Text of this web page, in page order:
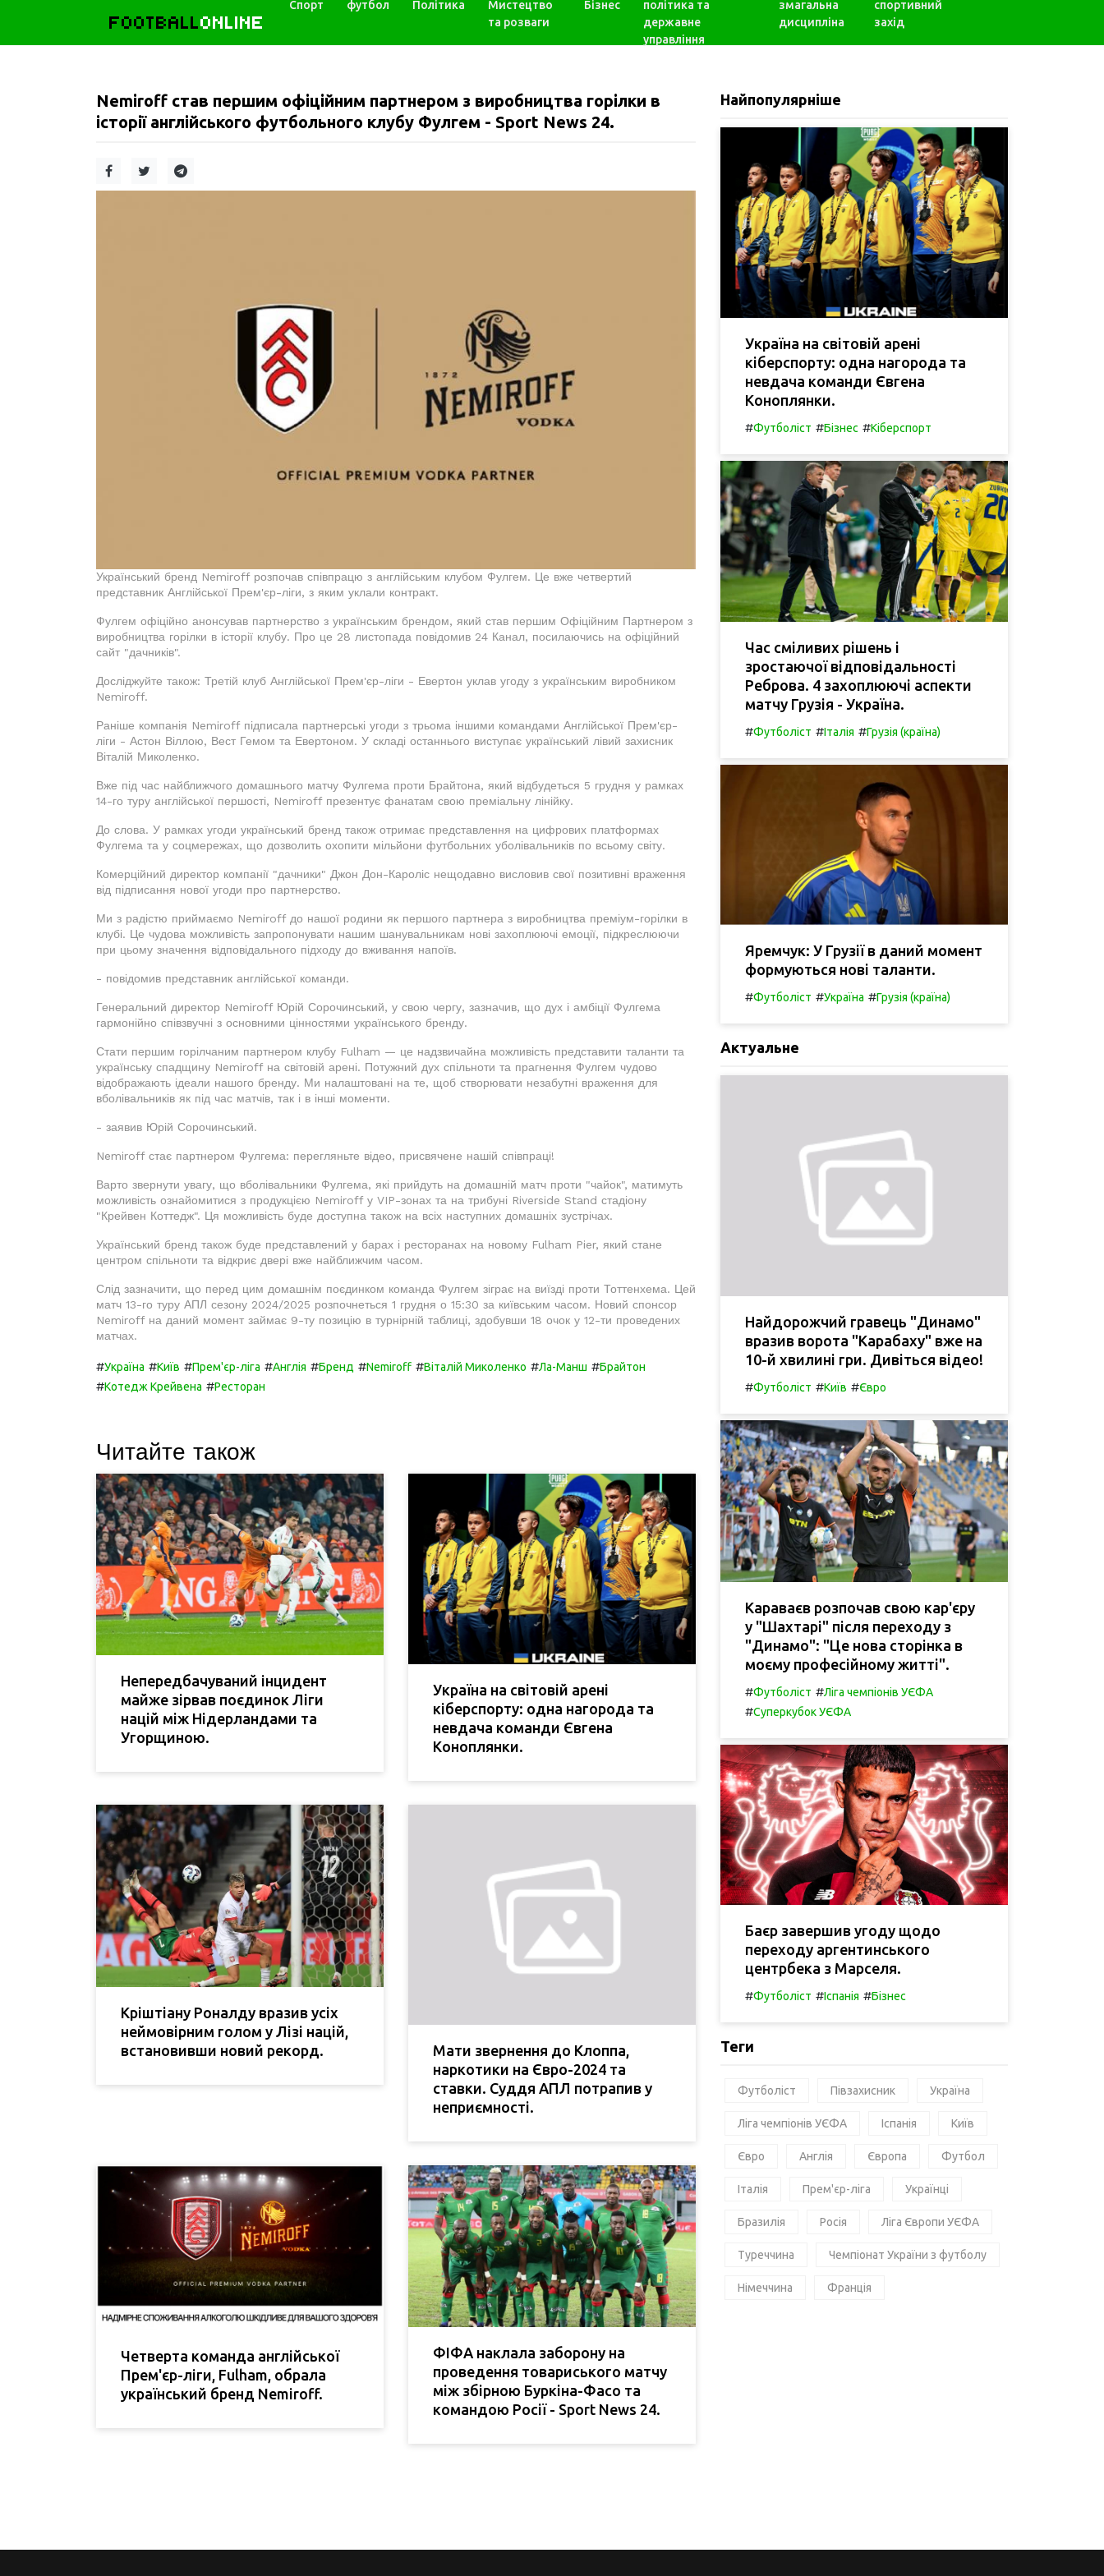
FOOTBALLONLINE
Спорт футбол Політика
Мистецтво
та розваги
Бізнес
політика та
державне
управління
змагальна
дисципліна
спортивний
захід
Nemiroff став першим офіційним партнером з виробництва горілки в
історії англійського футбольного клубу Фулгем - Sport News 24.
Український бренд Nemiroff розпочав співпрацю з англійським клубом Фулгем. Це вже четвертий
представник Англійської Прем'єр-ліги, з яким уклали контракт.
Фулгем офіційно анонсував партнерство з українським брендом, який став першим Офіційним Партнером з
виробництва горілки в історії клубу. Про це 28 листопада повідомив 24 Канал, посилаючись на офіційний
сайт "дачників".
Досліджуйте також: Третій клуб Англійської Прем'єр-ліги - Евертон уклав угоду з українським виробником
Nemiroff.
Раніше компанія Nemiroff підписала партнерські угоди з трьома іншими командами Англійської Прем'єр-
ліги - Астон Віллою, Вест Гемом та Евертоном. У складі останнього виступає український лівий захисник
Віталій Миколенко.
Вже під час найближчого домашнього матчу Фулгема проти Брайтона, який відбудеться 5 грудня у рамках
14-го туру англійської першості, Nemiroff презентує фанатам свою преміальну лінійку.
До слова. У рамках угоди український бренд також отримає представлення на цифрових платформах
Фулгема та у соцмережах, що дозволить охопити мільйони футбольних уболівальників по всьому світу.
Комерційний директор компанії "дачники" Джон Дон-Кароліс нещодавно висловив свої позитивні враження
від підписання нової угоди про партнерство.
Ми з радістю приймаємо Nemiroff до нашої родини як першого партнера з виробництва преміум-горілки в
клубі. Це чудова можливість запропонувати нашим шанувальникам нові захоплюючі емоції, підкреслюючи
при цьому значення відповідального підходу до вживання напоїв.
- повідомив представник англійської команди.
Генеральний директор Nemiroff Юрій Сорочинський, у свою чергу, зазначив, що дух і амбіції Фулгема
гармонійно співзвучні з основними цінностями українського бренду.
Стати першим горілчаним партнером клубу Fulham — це надзвичайна можливість представити таланти та
українську спадщину Nemiroff на світовій арені. Потужний дух спільноти та прагнення Фулгем чудово
відображають ідеали нашого бренду. Ми налаштовані на те, щоб створювати незабутні враження для
вболівальників як під час матчів, так і в інші моменти.
- заявив Юрій Сорочинський.
Nemiroff стає партнером Фулгема: перегляньте відео, присвячене нашій співпраці!
Варто звернути увагу, що вболівальники Фулгема, які прийдуть на домашній матч проти "чайок", матимуть
можливість ознайомитися з продукцією Nemiroff у VIP-зонах та на трибуні Riverside Stand стадіону
"Крейвен Коттедж". Ця можливість буде доступна також на всіх наступних домашніх зустрічах.
Український бренд також буде представлений у барах і ресторанах на новому Fulham Pier, який стане
центром спільноти та відкриє двері вже найближчим часом.
Слід зазначити, що перед цим домашнім поєдинком команда Фулгем зіграє на виїзді проти Тоттенхема. Цей
матч 13-го туру АПЛ сезону 2024/2025 розпочнеться 1 грудня о 15:30 за київським часом. Новий спонсор
Nemiroff на даний момент займає 9-ту позицію в турнірній таблиці, здобувши 18 очок у 12-ти проведених
матчах.
#Україна #Київ #Прем'єр-ліга #Англія #Бренд #Nemiroff #Віталій Миколенко #Ла-Манш #Брайтон
#Котедж Крейвена #Ресторан
Читайте також
Непередбачуваний інцидент
майже зірвав поєдинок Ліги
націй між Нідерландами та
Угорщиною.
Україна на світовій арені
кіберспорту: одна нагорода та
невдача команди Євгена
Коноплянки.
Кріштіану Роналду вразив усіх
неймовірним голом у Лізі націй,
встановивши новий рекорд.
Мати звернення до Клоппа,
наркотики на Євро-2024 та
ставки. Суддя АПЛ потрапив у
неприємності.
Четверта команда англійської
Прем'єр-ліги, Fulham, обрала
український бренд Nemiroff.
ФІФА наклала заборону на
проведення товариського матчу
між збірною Буркіна-Фасо та
командою Росії - Sport News 24.
Найпопулярніше
Україна на світовій арені
кіберспорту: одна нагорода та
невдача команди Євгена
Коноплянки.
#Футболіст #Бізнес #Кіберспорт
Час сміливих рішень і
зростаючої відповідальності
Реброва. 4 захоплюючі аспекти
матчу Грузія - Україна.
#Футболіст #Італія #Грузія (країна)
Яремчук: У Грузії в даний момент
формуються нові таланти.
#Футболіст #Україна #Грузія (країна)
Актуальне
Найдорожчий гравець "Динамо"
вразив ворота "Карабаху" вже на
10-й хвилині гри. Дивіться відео!
#Футболіст #Київ #Євро
Караваєв розпочав свою кар'єру
у "Шахтарі" після переходу з
"Динамо": "Це нова сторінка в
моєму професійному житті".
#Футболіст #Ліга чемпіонів УЄФА
#Суперкубок УЄФА
Баєр завершив угоду щодо
переходу аргентинського
центрбека з Марселя.
#Футболіст #Іспанія #Бізнес
Теги
Футболіст Півзахисник Україна
Ліга чемпіонів УЄФА Іспанія Київ
Євро Англія Європа Футбол
Італія Прем'єр-ліга Українці
Бразилія Росія Ліга Європи УЄФА
Туреччина Чемпіонат України з футболу
Німеччина Франція